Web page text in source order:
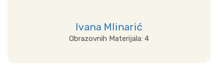
Ivana Mlinarić
Obrazovnih Materijala: 4